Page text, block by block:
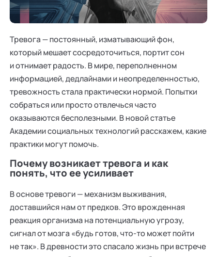
Тревога — постоянный, изматывающий фон,
который мешает сосредоточиться, портит сон
и отнимает радость. В мире, переполненном
информацией, дедлайнами и неопределенностью,
тревожность стала практически нормой. Попытки
собраться или просто отвлечься часто
оказываются бесполезными. В новой статье
Академии социальных технологий расскажем, какие
практики могут помочь.
Почему возникает тревога и как
понять, что ее усиливает
В основе тревоги — механизм выживания,
доставшийся нам от предков. Это врожденная
реакция организма на потенциальную угрозу,
сигнал от мозга «будь готов, что-то может пойти
не так». В древности это спасало жизнь при встрече
Профессионалам
Поддержка
Режим работы и тп